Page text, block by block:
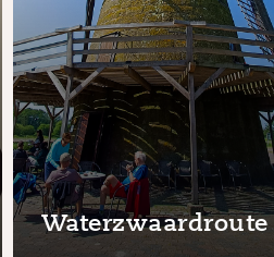
Waterzwaardroute